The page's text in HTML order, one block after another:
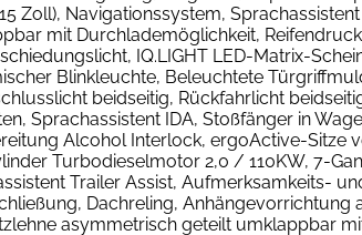
Zoll), Navigationssystem,
mit Durchlademöglichkeit,
IQ.LIGHT LED-Matrix-
Blinkleuchte, Beleuchtete
beidseitig, Rückfahrlicht
Sprachassistent IDA, Stoßfänger in
Alcohol Interlock, ergoActive-Sitze
Turbodieselmotor 2,0 / 110KW, 7-
Trailer Assist, Aufmerksamkeits-
Dachreling,
asymmetrisch geteilt umklappbar